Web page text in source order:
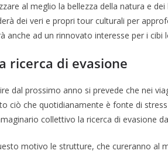
al meglio la bellezza della natura e
dei veri e propri tour culturali per
anche ad un rinnovato interesse per i cibi
ricerca di evasione
dal prossimo anno si prevede che nei
ciò che quotidianamente è fonte di
collettivo la ricerca di evasione
motivo le strutture, che cureranno al